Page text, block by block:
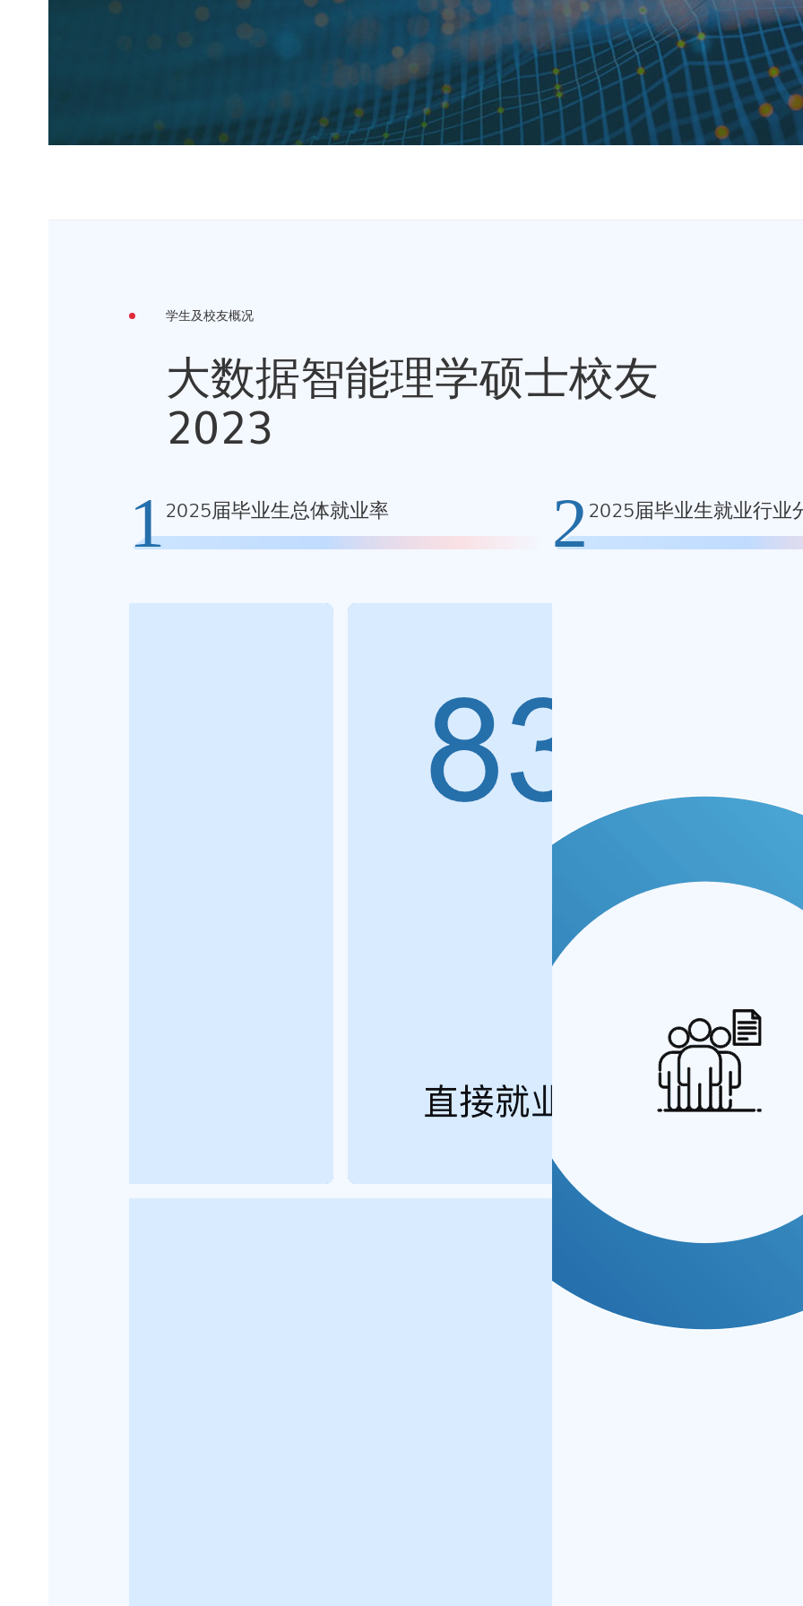
学生及校友概况
大数据智能理学硕士校友
2023
12025届毕业生总体就业率 22025届毕业生就业行业